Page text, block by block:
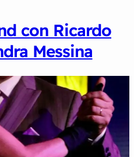
con Ricardo
Messina